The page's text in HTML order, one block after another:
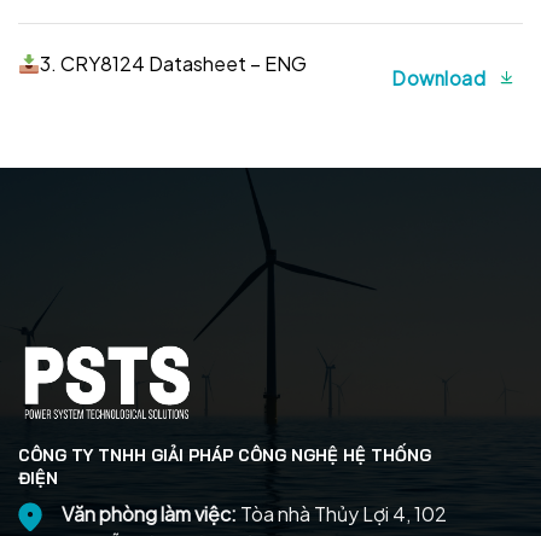
3. CRY8124 Datasheet – ENG
Download
CÔNG TY TNHH GIẢI PHÁP CÔNG NGHỆ HỆ THỐNG
ĐIỆN
Văn phòng làm việc: Tòa nhà Thủy Lợi 4, 102